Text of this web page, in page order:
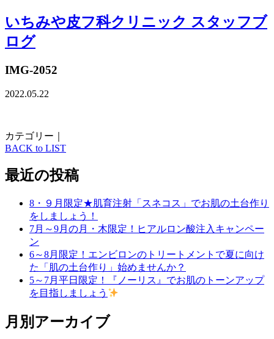
いちみや皮フ科クリニック スタッフブ
ログ
IMG-2052
2022.05.22
カテゴリー｜
BACK to LIST
最近の投稿
8・９月限定★肌育注射「スネコス」でお肌の土台作り
をしましょう！
7月～9月の月・木限定！ヒアルロン酸注入キャンペー
ン
6～8月限定！エンビロンのトリートメントで夏に向け
た「肌の土台作り」始めませんか？
5～7月平日限定！『ノーリス』でお肌のトーンアップ
を目指しましょう
月別アーカイブ